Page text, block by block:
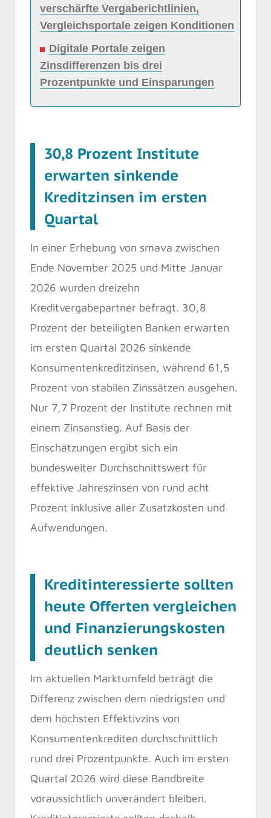
verschärfte Vergaberichtlinien,
Vergleichsportale zeigen Konditionen
Digitale Portale zeigen
Zinsdifferenzen bis drei
Prozentpunkte und Einsparungen
30,8 Prozent Institute
erwarten sinkende
Kreditzinsen im ersten
Quartal
In einer Erhebung von smava zwischen
Ende November 2025 und Mitte Januar
2026 wurden dreizehn
Kreditvergabepartner befragt. 30,8
Prozent der beteiligten Banken erwarten
im ersten Quartal 2026 sinkende
Konsumentenkreditzinsen, während 61,5
Prozent von stabilen Zinssätzen ausgehen.
Nur 7,7 Prozent der Institute rechnen mit
einem Zinsanstieg. Auf Basis der
Einschätzungen ergibt sich ein
bundesweiter Durchschnittswert für
effektive Jahreszinsen von rund acht
Prozent inklusive aller Zusatzkosten und
Aufwendungen.
Kreditinteressierte sollten
heute Offerten vergleichen
und Finanzierungskosten
deutlich senken
Im aktuellen Marktumfeld beträgt die
Differenz zwischen dem niedrigsten und
dem höchsten Effektivzins von
Konsumentenkrediten durchschnittlich
rund drei Prozentpunkte. Auch im ersten
Quartal 2026 wird diese Bandbreite
voraussichtlich unverändert bleiben.